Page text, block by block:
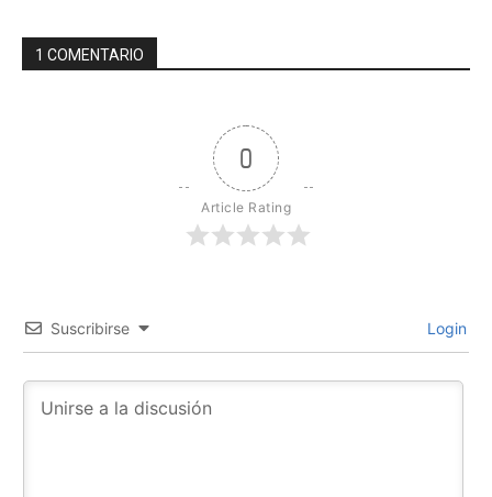
1 COMENTARIO
0
Article Rating
Suscribirse Login